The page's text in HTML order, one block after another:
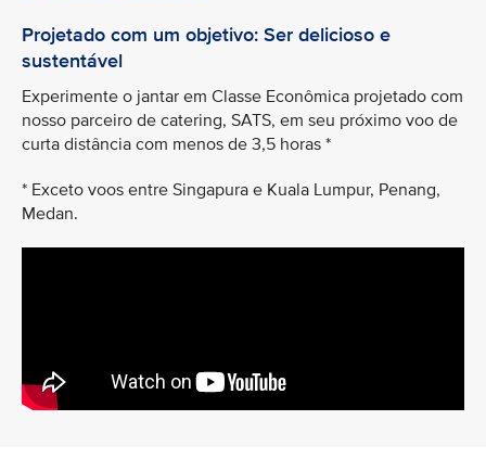
Projetado com um objetivo: Ser delicioso e
sustentável
Experimente o jantar em Classe Econômica projetado com
nosso parceiro de catering, SATS, em seu próximo voo de
curta distância com menos de 3,5 horas *
* Exceto voos entre Singapura e Kuala Lumpur, Penang,
Medan.